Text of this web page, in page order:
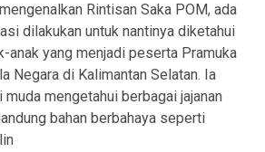
Rintisan Saka POM, ada
dilakukan untuk nantinya diketahui
anak yang menjadi peserta Pramuka
Negara di Kalimantan Selatan. Ia
muda mengetahui berbagai jajanan
bahan berbahaya seperti